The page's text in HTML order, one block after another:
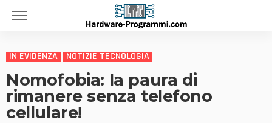
IN EVIDENZA NOTIZIE TECNOLOGIA
Nomofobia: la paura di
rimanere senza telefono
cellulare!